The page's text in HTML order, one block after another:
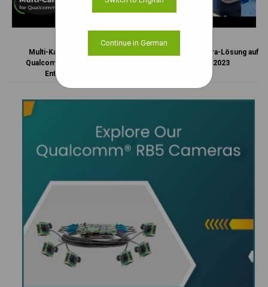
Multi-Kamera-Lösung für
Qualcomm® Robotics RB5
Entwicklungskit
Demo der Multi-Kamera-Lösung auf
der Automate 2023
Continue in German